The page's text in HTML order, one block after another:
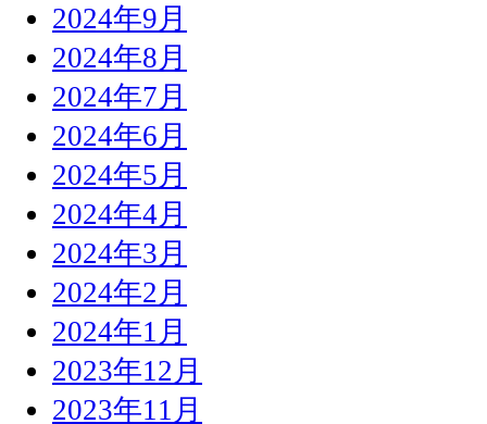
2024年9月
2024年8月
2024年7月
2024年6月
2024年5月
2024年4月
2024年3月
2024年2月
2024年1月
2023年12月
2023年11月